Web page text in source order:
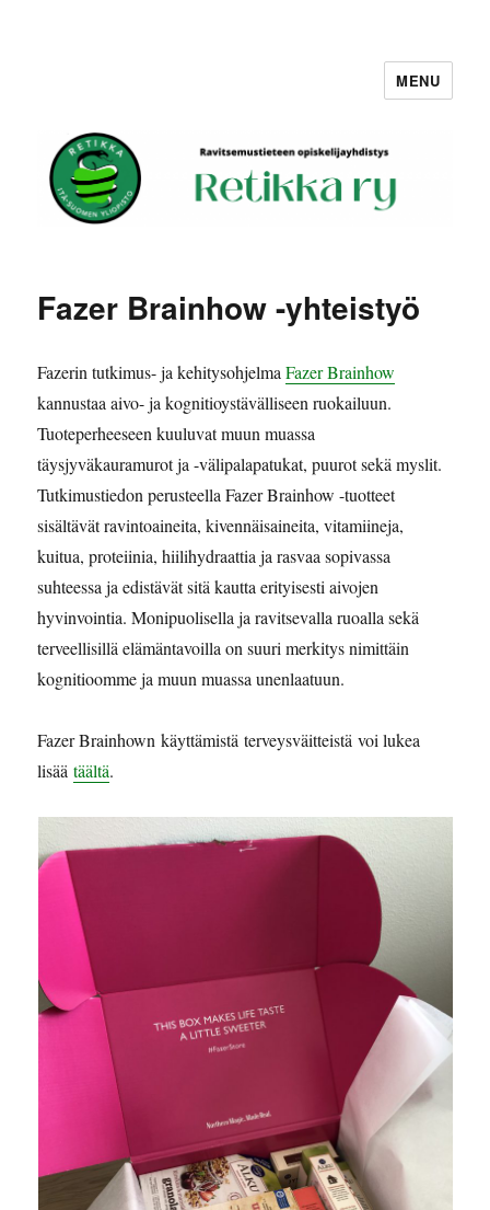
MENU
Fazer Brainhow -yhteistyö
Fazerin tutkimus- ja kehitysohjelmaFazerBrainhow
kannustaa aivo- ja kognitioystävälliseen ruokailuun.
Tuoteperheeseen kuuluvat muun muassa
täysjyväkauramurot ja -välipalapatukat, puurot sekä myslit.
Tutkimustiedon perusteella Fazer Brainhow -tuotteet
sisältävät ravintoaineita, kivennäisaineita, vitamiineja,
kuitua, proteiinia, hiilihydraattia ja rasvaa sopivassa
suhteessa ja edistävät sitä kautta erityisesti aivojen
hyvinvointia. Monipuolisella ja ravitsevalla ruoalla sekä
terveellisillä elämäntavoilla on suuri merkitys nimittäin
kognitioomme ja muun muassa unenlaatuun.
Fazer Brainhown käyttämistä terveysväitteistä voi lukea
lisäätäältä.